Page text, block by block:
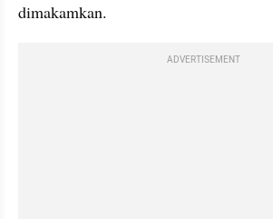
dimakamkan.
ADVERTISEMENT